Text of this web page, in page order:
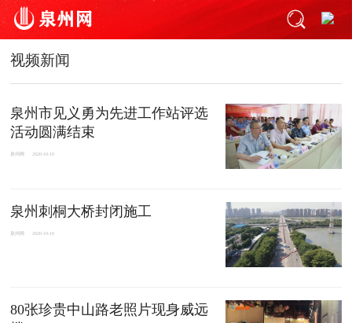
视频新闻
泉州市见义勇为先进工作站评选
活动圆满结束
泉州网 2020-10-10
泉州刺桐大桥封闭施工
泉州网 2020-10-10
80张珍贵中山路老照片现身威远